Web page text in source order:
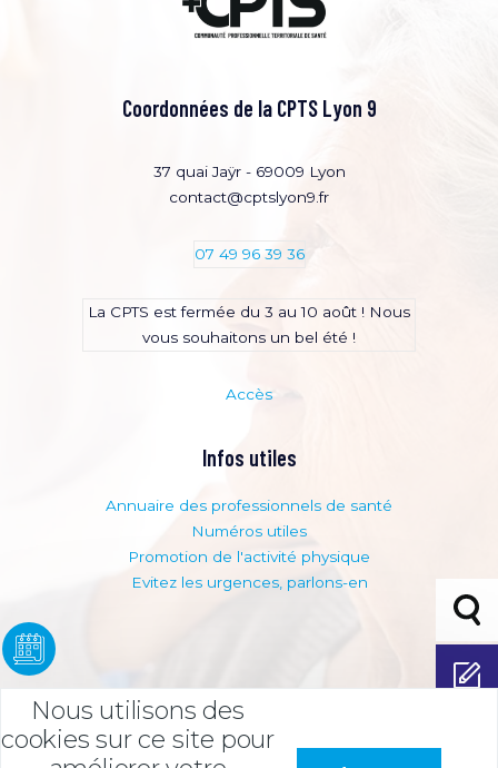
adhére
Coordonnées de la CPTS Lyon 9
37 quai Jaÿr - 69009 Lyon
contact@cptslyon9.fr
07 49 96 39 36
La CPTS est fermée du 3 au 10 août ! Nous
vous souhaitons un bel été !
Accès
Infos utiles
Annuaire des professionnels de santé
Numéros utiles
Promotion de l'activité physique
Evitez les urgences, parlons-en
Nous utilisons des
cookies sur ce site pour